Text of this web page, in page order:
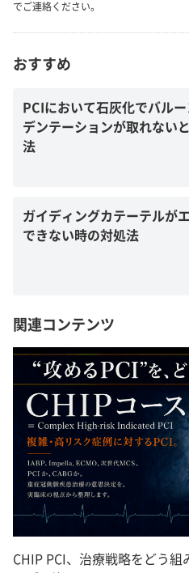
でご連絡ください。
おすすめ
PCIにおいて石灰化でバル
デンテーションが取れない
法
ガイディングカテーテルが
できない時の対処法
関連コンテンツ
CHIP PCI、治療戦略をどう組